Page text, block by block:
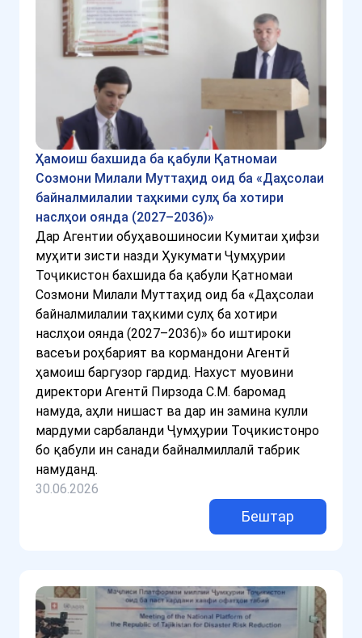
Ҳамоиш бахшида ба қабули Қатномаи
Созмони Милали Муттаҳид оид ба «Даҳсолаи
байналмилалии таҳкими сулҳ ба хотири
наслҳои оянда (2027–2036)»
Дар Агентии обуҳавошиносии Кумитаи ҳифзи
муҳити зисти назди Ҳукумати Ҷумҳурии
Тоҷикистон бахшида ба қабули Қатномаи
Созмони Милали Муттаҳид оид ба «Даҳсолаи
байналмилалии таҳкими сулҳ ба хотири
наслҳои оянда (2027–2036)» бо иштироки
васеъи роҳбарият ва кормандони Агентӣ
ҳамоиш баргузор гардид. Нахуст муовини
директори Агентӣ Пирзода С.М. баромад
намуда, аҳли нишаст ва дар ин замина кулли
мардуми сарбаланди Ҷумҳурии Тоҷикистонро
бо қабули ин санади байналмиллалӣ табрик
намуданд.
30.06.2026
Бештар